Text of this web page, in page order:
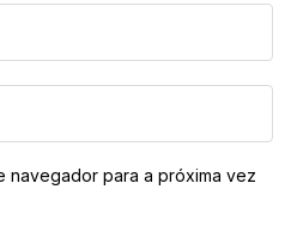
navegador para a próxima vez